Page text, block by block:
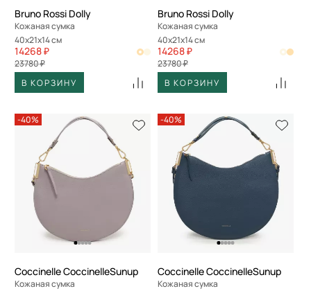
Bruno Rossi Dolly
Кожаная сумка
40x21x14 см
14268 ₽
23780 ₽
В КОРЗИНУ
Bruno Rossi Dolly
Кожаная сумка
40x21x14 см
14268 ₽
23780 ₽
В КОРЗИНУ
-40%
Coccinelle CoccinelleSunup
Кожаная сумка
-40%
Coccinelle CoccinelleSunup
Кожаная сумка